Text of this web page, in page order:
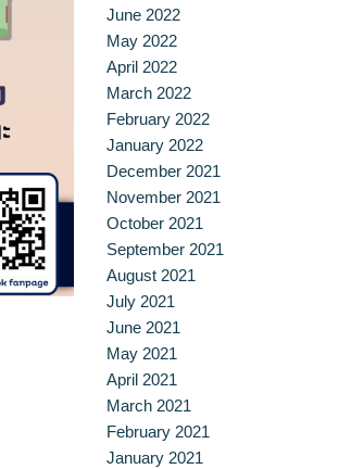
June 2022
May 2022
April 2022
March 2022
February 2022
January 2022
December 2021
November 2021
October 2021
September 2021
August 2021
July 2021
June 2021
May 2021
April 2021
March 2021
February 2021
January 2021